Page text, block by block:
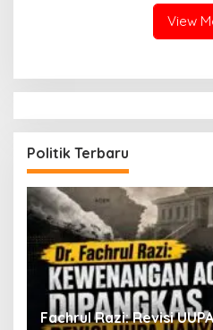
View
Politik Terbaru
Fachrul Razi: Revisi